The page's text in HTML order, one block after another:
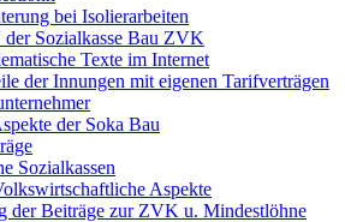
bei Isolierarbeiten
Sozialkasse Bau ZVK
Texte im Internet
der Innungen mit eigenen Tarifverträgen
der Soka Bau
Sozialkassen
Aspekte
der Beiträge zur ZVK u. Mindestlöhne